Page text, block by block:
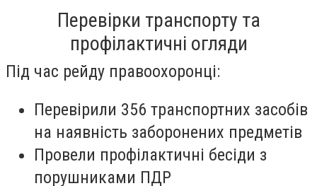
Перевірки транспорту та
профілактичні огляди
Під час рейду правоохоронці:
Перевірили 356 транспортних засобів
на наявність заборонених предметів
Провели профілактичні бесіди з
порушниками ПДР